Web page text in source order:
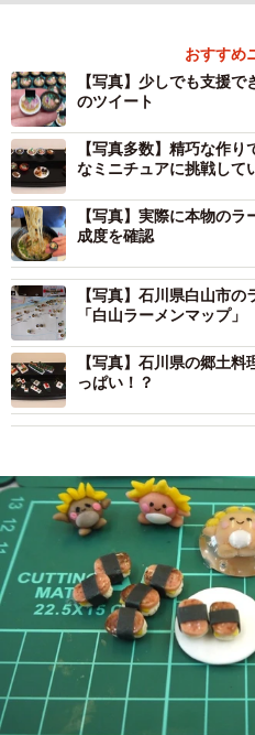
おすすめ
【写真】少しでも支援
のツイート
【写真多数】精巧な作
なミニチュアに挑戦して
【写真】実際に本物の
成度を確認
【写真】石川県白山市
「白山ラーメンマップ」
【写真】石川県の郷土
っぱい！？